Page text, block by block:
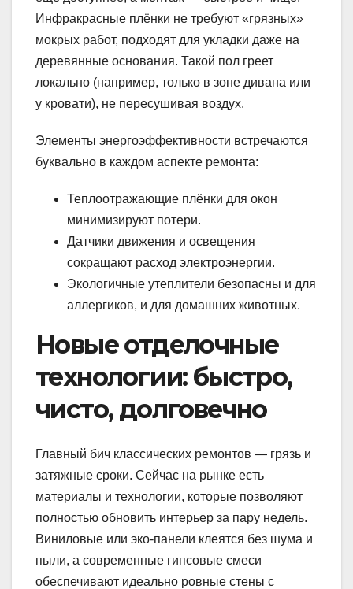
Инфракрасные плёнки не требуют «грязных»
мокрых работ, подходят для укладки даже на
деревянные основания. Такой пол греет
локально (например, только в зоне дивана или
у кровати), не пересушивая воздух.
Элементы энергоэффективности встречаются
буквально в каждом аспекте ремонта:
Теплоотражающие плёнки для окон
минимизируют потери.
Датчики движения и освещения
сокращают расход электроэнергии.
Экологичные утеплители безопасны и для
аллергиков, и для домашних животных.
Новые отделочные
технологии: быстро,
чисто, долговечно
Главный бич классических ремонтов — грязь и
затяжные сроки. Сейчас на рынке есть
материалы и технологии, которые позволяют
полностью обновить интерьер за пару недель.
Виниловые или эко-панели клеятся без шума и
пыли, а современные гипсовые смеси
обеспечивают идеально ровные стены с